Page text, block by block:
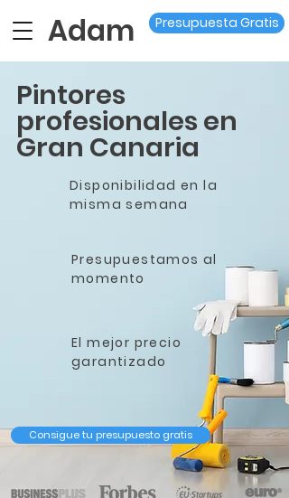
Adam Presupuesta Gratis
Pintores
profesionales en
Gran Canaria
Disponibilidad en la
misma semana
Presupuestamos al
momento
El mejor precio
garantizado
Consigue tu presupuesto gratis